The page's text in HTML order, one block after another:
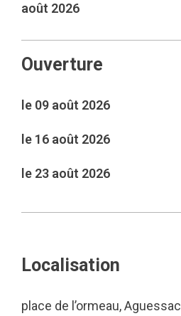
août 2026
Ouverture
le 09 août 2026
le 16 août 2026
le 23 août 2026
Localisation
place de l’ormeau, Aguessac